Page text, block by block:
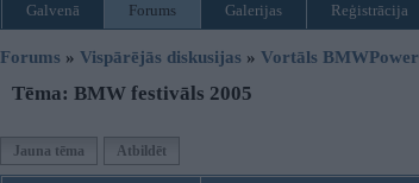
Galvenā Forums Galerijas Reģistrācija
Forums » Vispārējās diskusijas » Vortāls BMWPower
Tēma: BMW festivāls 2005
Jauna tēma Atbildēt